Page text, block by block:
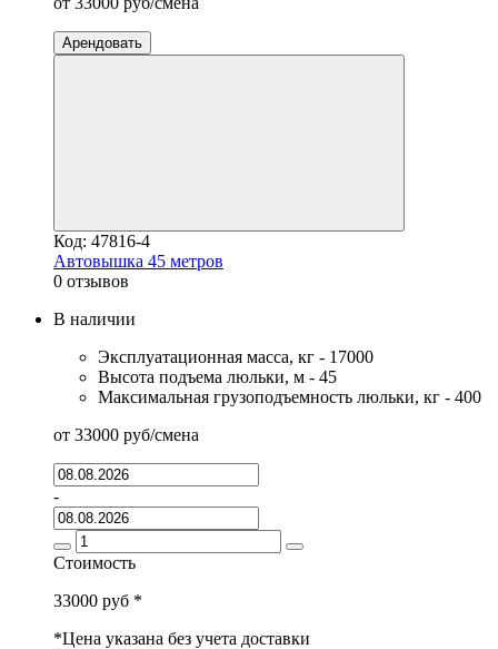
Арендовать
Код: 47816-4
Автовышка 45 метров
0 отзывов
В наличии
Эксплуатационная масса, кг - 17000
Высота подъема люльки, м - 45
Максимальная грузоподъемность люльки, кг - 400
от 33000 руб/смена
-
Стоимость
33000 руб *
*Цена указана без учета доставки